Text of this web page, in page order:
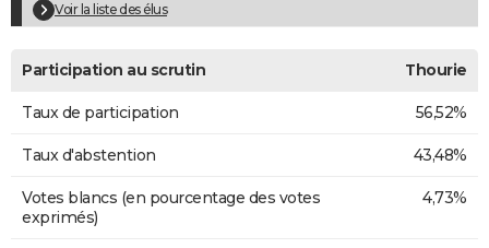
S'inscrire
Se connecter
Lycées
Collèges
Primaires
Universités
Entreprises
Service militaire
Avis de recherche
AVIS DE DÉCÈS
FORUM
Voir la liste des élus
Participation au scrutin Thourie
Taux de participation 56,52%
Taux d'abstention 43,48%
Votes blancs (en pourcentage des votes
exprimés)
4,73%